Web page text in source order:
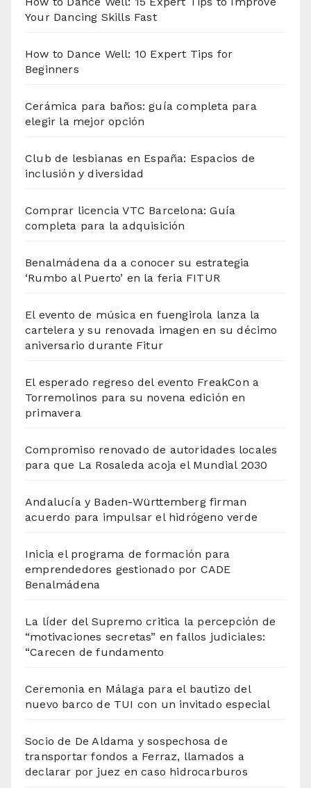
Your Dancing Skills Fast
How to Dance Well: 10 Expert Tips for
Beginners
Cerámica para baños: guía completa para
elegir la mejor opción
Club de lesbianas en España: Espacios de
inclusión y diversidad
Comprar licencia VTC Barcelona: Guía
completa para la adquisición
Benalmádena da a conocer su estrategia
‘Rumbo al Puerto’ en la feria FITUR
El evento de música en fuengirola lanza la
cartelera y su renovada imagen en su décimo
aniversario durante Fitur
El esperado regreso del evento FreakCon a
Torremolinos para su novena edición en
primavera
Compromiso renovado de autoridades locales
para que La Rosaleda acoja el Mundial 2030
Andalucía y Baden-Württemberg firman
acuerdo para impulsar el hidrógeno verde
Inicia el programa de formación para
emprendedores gestionado por CADE
Benalmádena
La líder del Supremo critica la percepción de
“motivaciones secretas” en fallos judiciales:
“Carecen de fundamento
Ceremonia en Málaga para el bautizo del
nuevo barco de TUI con un invitado especial
Socio de De Aldama y sospechosa de
transportar fondos a Ferraz, llamados a
declarar por juez en caso hidrocarburos